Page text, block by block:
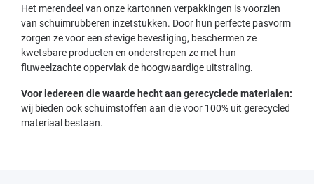
Het merendeel van onze kartonnen verpakkingen is voorzien
van schuimrubberen inzetstukken. Door hun perfecte pasvorm
zorgen ze voor een stevige bevestiging, beschermen ze
kwetsbare producten en onderstrepen ze met hun
fluweelzachte oppervlak de hoogwaardige uitstraling.
Voor iedereen die waarde hecht aan gerecyclede materialen:
wij bieden ook schuimstoffen aan die voor 100% uit gerecycled
materiaal bestaan.